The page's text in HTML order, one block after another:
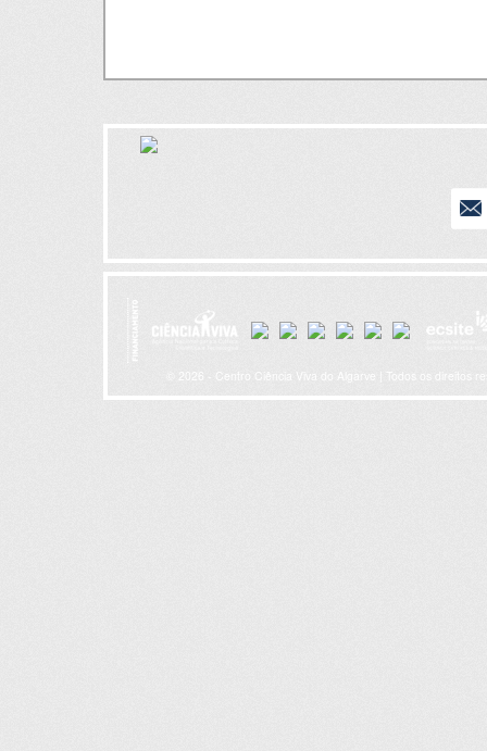
© 2026 - Centro Ciência Viva do Algarve | Todos os direitos